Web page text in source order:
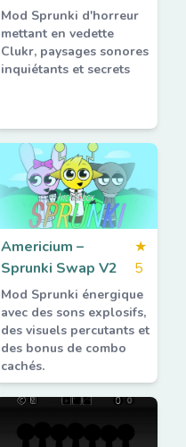
Mod Sprunki d'horreur
mettant en vedette
Clukr, paysages sonores
inquiétants et secrets
Americium –
Sprunki Swap V2
★
5
Mod Sprunki énergique
avec des sons explosifs,
des visuels percutants et
des bonus de combo
cachés.